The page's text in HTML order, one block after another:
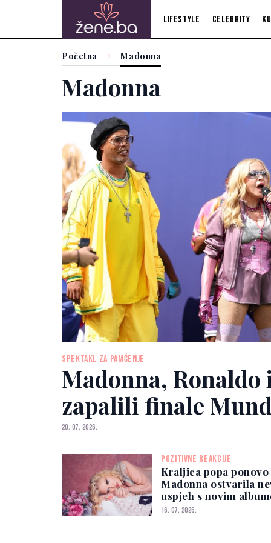
Lifestyle Celebrity
Početna Madonna
Madonna
SPEKTAKL ZA PAMĆENJE
Madonna,
zapalili finale
20. 07. 2026.
POZITIVNE REAKCIJE
Kraljica popa
Madonna ostvarila
uspjeh s novim
16. 07. 2026.